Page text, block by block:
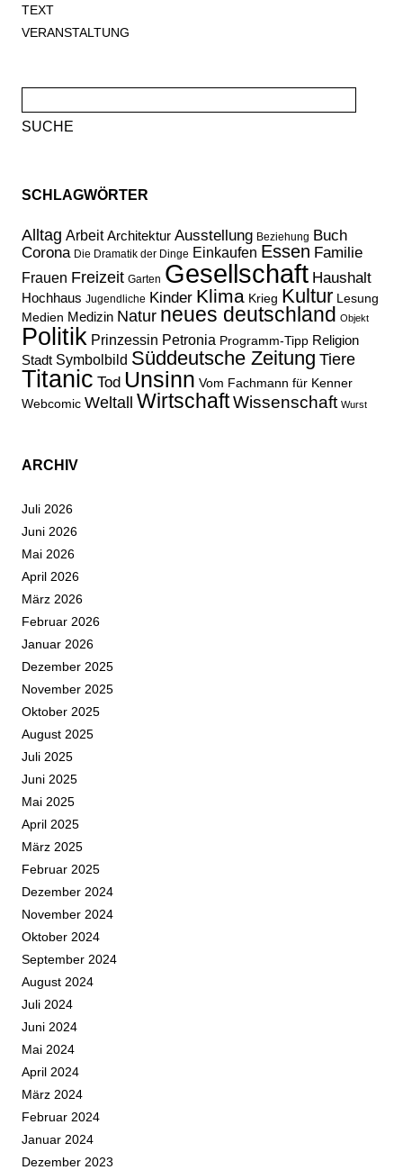
TEXT
VERANSTALTUNG
nach:
SCHLAGWÖRTER
Alltag Arbeit Architektur Ausstellung Beziehung Buch
Corona Die Dramatik der Dinge Einkaufen Essen Familie
Frauen Freizeit Garten Gesellschaft Haushalt
Hochhaus Jugendliche Kinder Klima Krieg Kultur Lesung
Medien Medizin Natur neues deutschland Objekt
Politik Prinzessin Petronia Programm-Tipp Religion
Stadt Symbolbild Süddeutsche Zeitung Tiere
Titanic Tod Unsinn Vom Fachmann für Kenner
Webcomic Weltall WirtschaftWissenschaft Wurst
ARCHIV
Juli 2026
Juni 2026
Mai 2026
April 2026
März 2026
Februar 2026
Januar 2026
Dezember 2025
November 2025
Oktober 2025
August 2025
Juli 2025
Juni 2025
Mai 2025
April 2025
März 2025
Februar 2025
Dezember 2024
November 2024
Oktober 2024
September 2024
August 2024
Juli 2024
Juni 2024
Mai 2024
April 2024
März 2024
Februar 2024
Januar 2024
Dezember 2023